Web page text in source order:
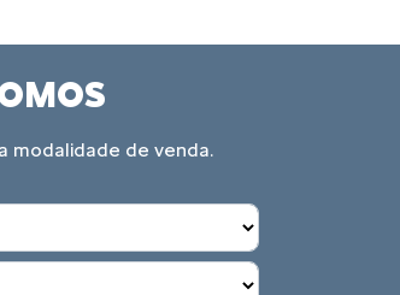
modalidade de venda.